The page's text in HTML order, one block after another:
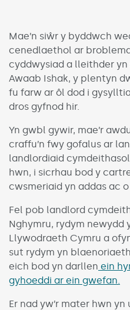
Mae’n siŵr y byddwch
cenedlaethol ar
cyddwysiad a lleithder
Awaab Ishak, y plentyn
fu farw ar ôl dod i
dros gyfnod hir.
Yn gwbl gywir, mae’r
craffu’n fwy gofalus ar
landlordiaid
hwn, i sicrhau bod y
cwsmeriaid yn addas ac
Fel pob landlord
Nghymru, rydym newydd
Llywodraeth Cymru a
sut rydym yn
eich bod yn darllen ein
gyhoeddi ar ein gwefan.
Er nad yw’r mater hwn